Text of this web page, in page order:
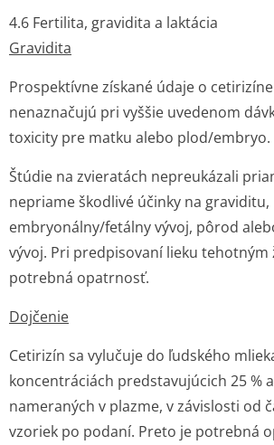
4.6 Fertilita, gravidita a laktácia
Gravidita
Prospektívne získané údaje o
nenaznačujú pri vyššie uvedenom
toxicity pre matku alebo plod/embryo.
Štúdie na zvieratách nepreukázali
nepriame škodlivé účinky na graviditu,
embryonálny/fetálny vývoj, pôrod
vývoj. Pri predpisovaní lieku tehotným
potrebná opatrnosť.
Dojčenie
Cetirizín sa vylučuje do ľudského
koncentráciách predstavujúcich 25 %
nameraných v plazme, v závislosti od
vzoriek po podaní. Preto je potrebná